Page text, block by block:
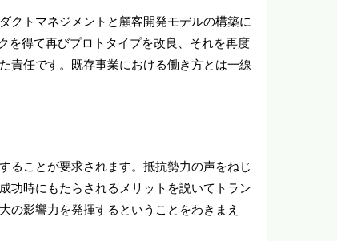
クトマネジメントと顧客開発モデルの構築に
を得て再びプロトタイプを改良、それを再度
責任です。既存事業における働き方とは一線
ることが要求されます。抵抗勢力の声をねじ
功時にもたらされるメリットを説いてトラン
の影響力を発揮するということをわきまえ